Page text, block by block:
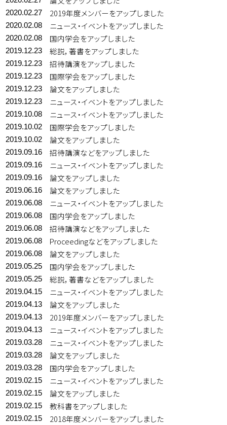
2020.02.27 2019年度メンバーをアップしました
2020.02.08 ニュース・イベントをアップしました
2020.02.08 国内学会をアップしました
2019.12.23 総説，著書をアップしました
2019.12.23 招待講演をアップしました
2019.12.23 国際学会をアップしました
2019.12.23 論文をアップしました
2019.12.23 ニュース・イベントをアップしました
2019.10.08 ニュース・イベントをアップしました
2019.10.02 国際学会をアップしました
2019.10.02 論文をアップしました
2019.09.16 招待講演などをアップしました
2019.09.16 ニュース・イベントをアップしました
2019.09.16 論文をアップしました
2019.06.16 論文をアップしました
2019.06.08 ニュース・イベントをアップしました
2019.06.08 国内学会をアップしました
2019.06.08 招待講演などをアップしました
2019.06.08 Proceedingなどをアップしました
2019.06.08 論文をアップしました
2019.05.25 国内学会をアップしました
2019.05.25 総説，著書などをアップしました
2019.04.15 ニュース・イベントをアップしました
2019.04.13 論文をアップしました
2019.04.13 2019年度メンバーをアップしました
2019.04.13 ニュース・イベントをアップしました
2019.03.28 ニュース・イベントをアップしました
2019.03.28 論文をアップしました
2019.03.28 国内学会をアップしました
2019.02.15 ニュース・イベントをアップしました
2019.02.15 論文をアップしました
2019.02.15 教科書をアップしました
2019.02.15 2018年度メンバーをアップしました